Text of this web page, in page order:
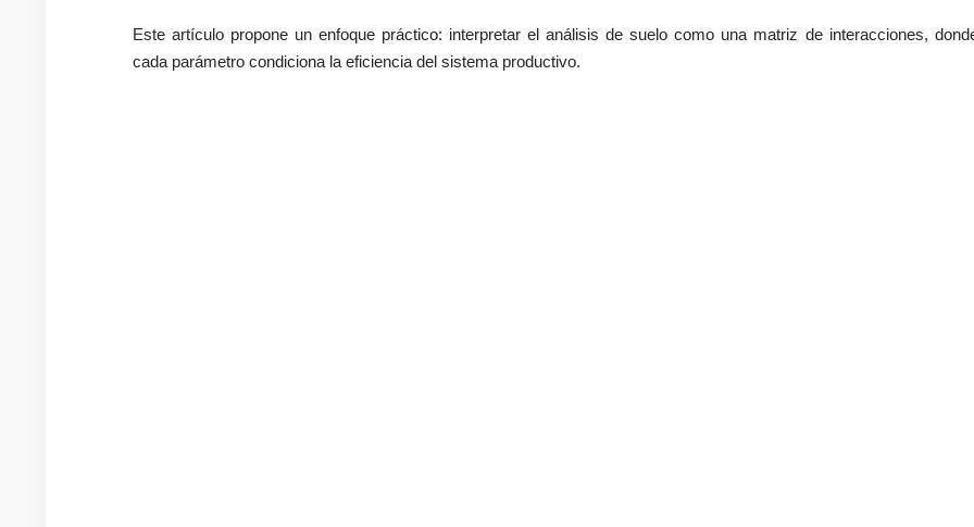
Este artículo propone un enfoque práctico: interpretar el análisis de suelo como una matriz de interacciones,
cada parámetro condiciona la eficiencia del sistema productivo.